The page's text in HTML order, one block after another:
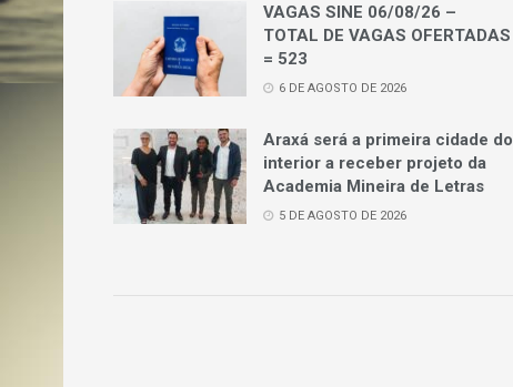
VAGAS SINE 06/08/26 –
TOTAL DE VAGAS OFERTADAS
= 523
6 DE AGOSTO DE 2026
Araxá será a primeira cidade do
interior a receber projeto da
Academia Mineira de Letras
5 DE AGOSTO DE 2026